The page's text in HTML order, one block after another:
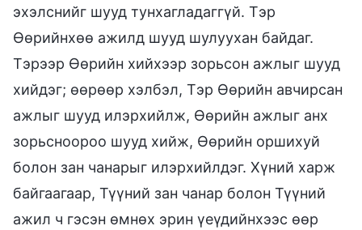
эхэлснийг шууд тунхагладаггүй. Тэр
Өөрийнхөө ажилд шууд шулуухан байдаг.
Тэрээр Өөрийн хийхээр зорьсон ажлыг шууд
хийдэг; өөрөөр хэлбэл, Тэр Өөрийн авчирсан
ажлыг шууд илэрхийлж, Өөрийн ажлыг анх
зорьсноороо шууд хийж, Өөрийн оршихуй
болон зан чанарыг илэрхийлдэг. Хүний харж
байгаагаар, Түүний зан чанар болон Түүний
ажил ч гэсэн өмнөх эрин үеүдийнхээс өөр